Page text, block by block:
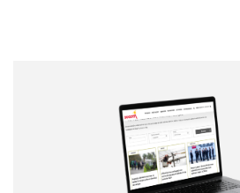
Correo electrónico